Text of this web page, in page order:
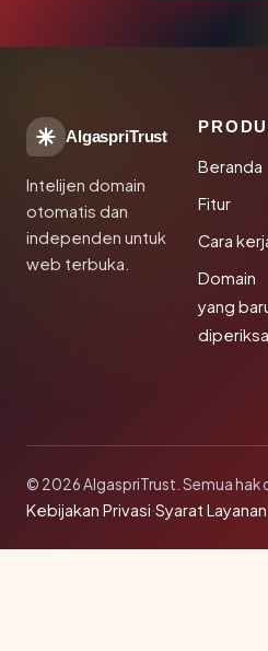
AlgaspriTrust
Intelijen domain
otomatis dan
independen untuk
web terbuka.
Beranda
Fitur
Cara
Domain
yang
diperiksa
© 2026 AlgaspriTrust. Semua hak
Kebijakan Privasi·Syarat Layanan